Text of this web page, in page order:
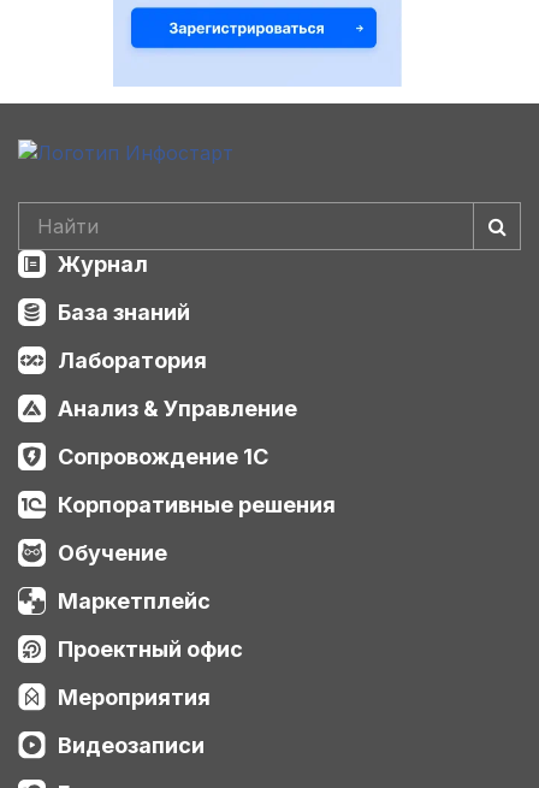
Журнал
База знаний
Лаборатория
Анализ & Управление
Сопровождение 1С
Корпоративные решения
Обучение
Маркетплейс
Проектный офис
Мероприятия
Видеозаписи